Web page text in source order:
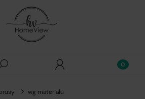
wg materiału